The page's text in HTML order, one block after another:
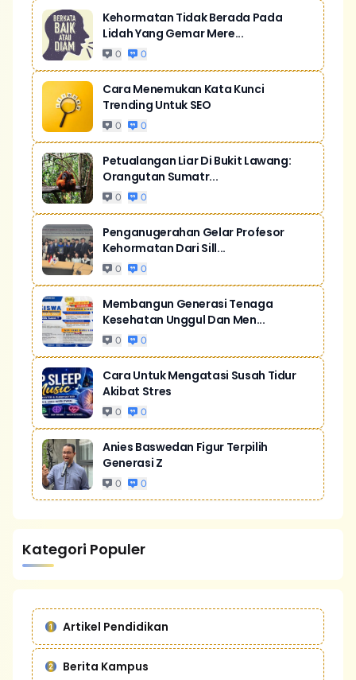
Kehormatan Tidak Berada Pada
Lidah Yang Gemar Mere...
0 0
Cara Menemukan Kata Kunci
Trending Untuk SEO
0 0
Petualangan Liar Di Bukit Lawang:
Orangutan Sumatr...
0 0
Penganugerahan Gelar Profesor
Kehormatan Dari Sill...
0 0
Membangun Generasi Tenaga
Kesehatan Unggul Dan Men...
0 0
Cara Untuk Mengatasi Susah Tidur
Akibat Stres
0 0
Anies Baswedan Figur Terpilih
Generasi Z
0 0
Kategori Populer
Artikel Pendidikan
Berita Kampus